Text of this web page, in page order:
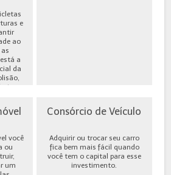
e
ao
a
da
você
ou
um
Consórcio de Veículo
Adquirir ou trocar seu carro
fica bem mais fácil quando
você tem o capital para esse
investimento.